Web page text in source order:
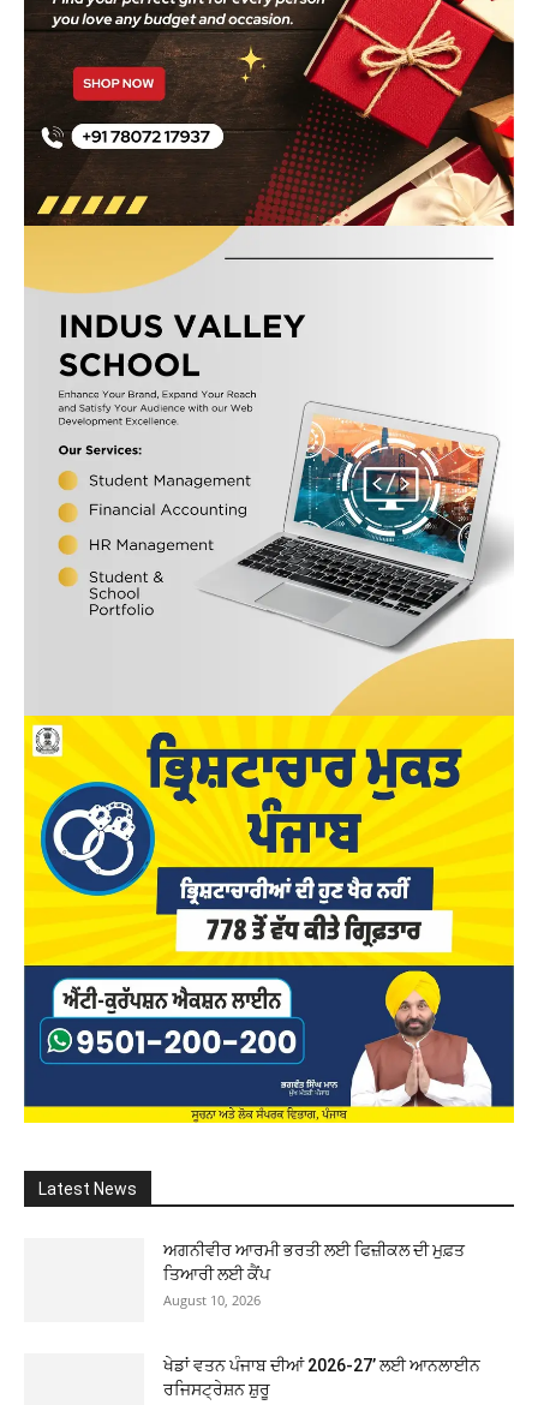
Latest News
ਅਗਨੀਵੀਰ ਆਰਮੀ ਭਰਤੀ ਲਈ ਫਿਜ਼ੀਕਲ ਦੀ ਮੁਫ਼ਤ
ਤਿਆਰੀ ਲਈ ਕੈਂਪ
August 10, 2026
ਖੇਡਾਂ ਵਤਨ ਪੰਜਾਬ ਦੀਆਂ 2026-27’ ਲਈ ਆਨਲਾਈਨ
ਰਜਿਸਟ੍ਰੇਸ਼ਨ ਸ਼ੁਰੂ